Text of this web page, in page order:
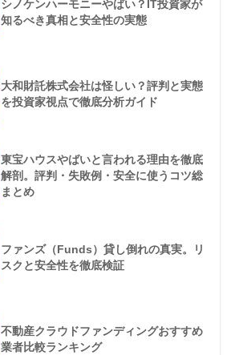
シノケンハーモニーやばい？IT投資家が
知るべき真相と安全性の実態
大和財託株式会社は怪しい？評判と実態
を投資家視点で徹底分析ガイド
東宝ハウスやばいと言われる理由を徹底
解剖。評判・失敗例・安全に使うコツ総
まとめ
ファンズ（Funds）貸し倒れの真実。リ
スクと安全性を徹底検証
不動産クラウドファンディングおすすめ
業者比較ランキング